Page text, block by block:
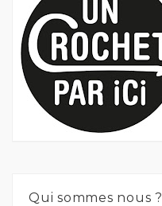
Qui sommes nous ?